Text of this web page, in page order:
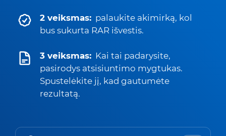
2 veiksmas: palaukite akimirką, kol
bus sukurta RAR išvestis.
3 veiksmas: Kai tai padarysite,
pasirodys atsisiuntimo mygtukas.
Spustelėkite jį, kad gautumėte
rezultatą.